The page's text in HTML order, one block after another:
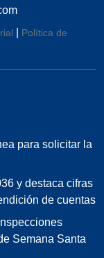
Política de
para solicitar la
y destaca cifras
de cuentas
Semana Santa